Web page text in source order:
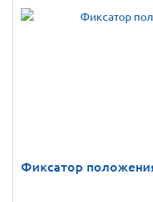
Фиксатор